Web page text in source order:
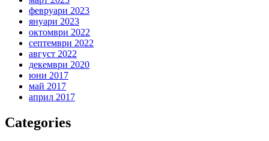
февруари 2023
януари 2023
октомври 2022
септември 2022
август 2022
декември 2020
юни 2017
май 2017
април 2017
Categories